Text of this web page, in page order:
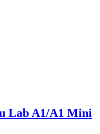
Lab A1/A1 Mini